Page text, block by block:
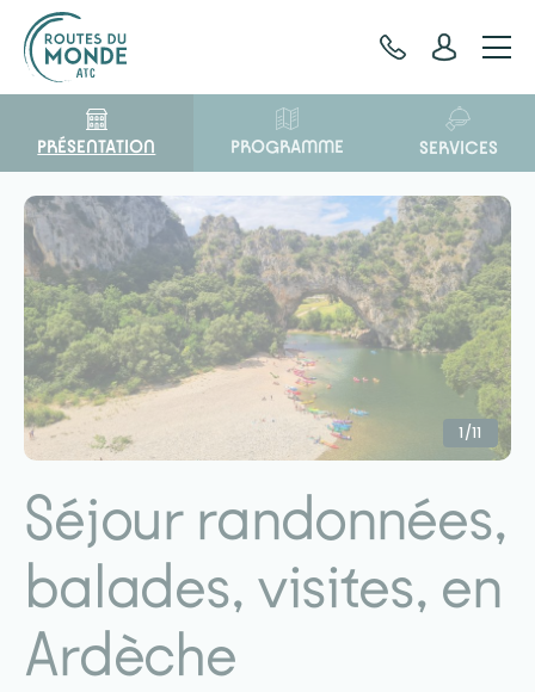
PRÉSENTATION PROGRAMME SERVICES
1/11
Séjour randonnées,
balades, visites, en
Ardèche
Panneau de gestion des cookies